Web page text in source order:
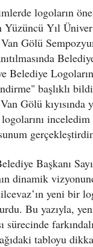
logoların
Yüzüncü Yıl
Gölü
Belediye
başlıklı
Gölü kıyısında
inceledim
Başkanı
dinamik
yeni bir
Bu yazıyla,
sürecinde
tabloyu